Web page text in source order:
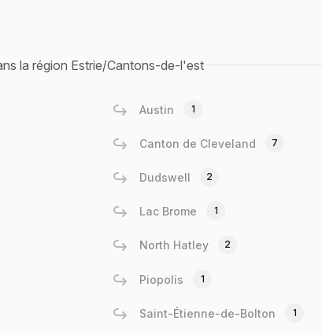
la région Estrie/Cantons-de-l'est
Austin 1
Canton de Cleveland 7
Dudswell 2
Lac Brome 1
North Hatley 2
Piopolis 1
Saint-Étienne-de-Bolton 1